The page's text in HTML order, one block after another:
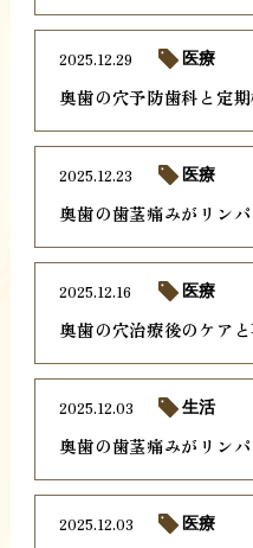
奥歯の穴予防歯科と定
2025.12.29 医療
奥歯の歯茎痛みがリン
2025.12.23 医療
奥歯の穴治療後のケア
2025.12.16 医療
奥歯の歯茎痛みがリン
2025.12.03 生活
2025.12.03 医療